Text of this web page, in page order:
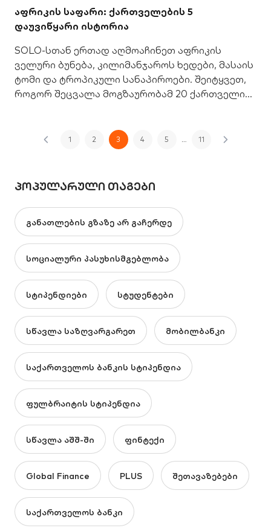
აფრიკის საფარი: ქართველების 5
დაუვიწყარი ისტორია
SOLO-სთან ერთად აღმოაჩინეთ აფრიკის
ველური ბუნება, კილიმანჯაროს ხედები, მასაის
ტომი და ტროპიკული სანაპიროები. შეიტყვეთ,
როგორ შეცვალა მოგზაურობამ 20 ქართველის
1 2 3 4 5 11
ᲞᲝᲞᲣᲚᲐᲠᲣᲚᲘ ᲗᲐᲒᲔᲑᲘ
განათლების გზაზე არ გაჩერდე
სოციალური პასუხისმგებლობა
სტიპენდიები სტუდენტები
სწავლა საზღვარგარეთ მობილბანკი
საქართველოს ბანკის სტიპენდია
ფულბრაიტის სტიპენდია
სწავლა აშშ-ში ფინტექი
Global Finance PLUS შეთავაზებები
საქართველოს ბანკი